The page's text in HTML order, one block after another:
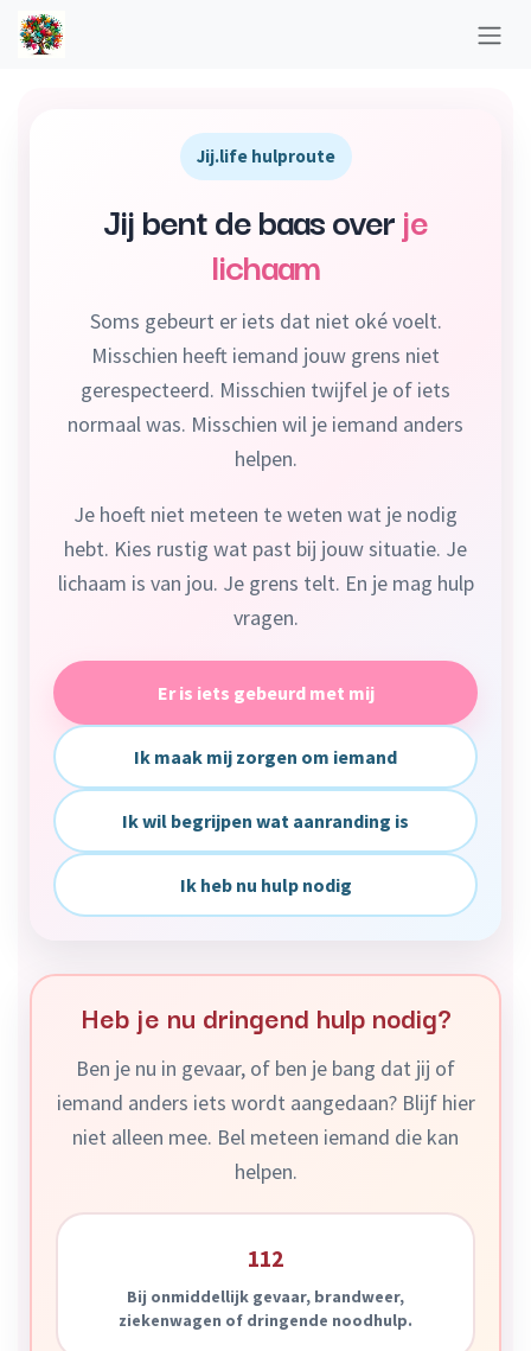
Overslaan naar inhoud
Jij.life hulproute
Jij bent de baas overje
lichaam
Soms gebeurt er iets dat niet oké voelt.
Misschien heeft iemand jouw grens niet
gerespecteerd. Misschien twijfel je of iets
normaal was. Misschien wil je iemand anders
helpen.
Je hoeft niet meteen te weten wat je nodig
hebt. Kies rustig wat past bij jouw situatie. Je
lichaam is van jou. Je grens telt. En je mag hulp
vragen.
Er is iets gebeurd met mij
Ik maak mij zorgen om iemand
Ik wil begrijpen wat aanranding is
Ik heb nu hulp nodig
Heb je nu dringend hulp nodig?
Ben je nu in gevaar, of ben je bang dat jij of
iemand anders iets wordt aangedaan? Blijf hier
niet alleen mee. Bel meteen iemand die kan
helpen.
112
Bij onmiddellijk gevaar, brandweer,
ziekenwagen of dringende noodhulp.